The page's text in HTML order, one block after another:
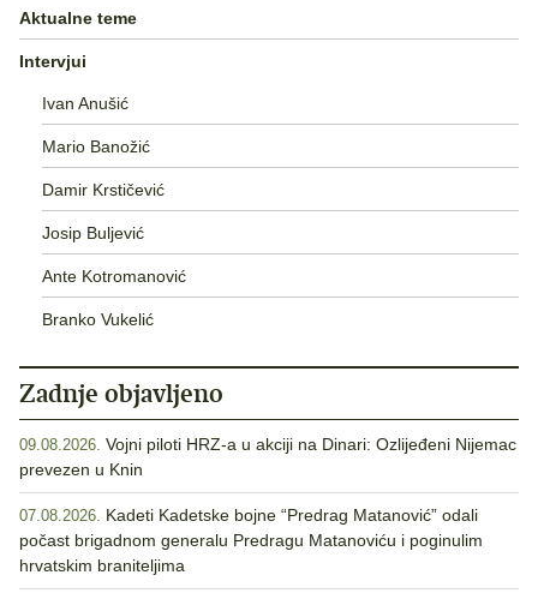
Aktualne teme
Intervjui
Ivan Anušić
Mario Banožić
Damir Krstičević
Josip Buljević
Ante Kotromanović
Branko Vukelić
Zadnje objavljeno
09.08.2026. Vojni piloti HRZ-a u akciji na Dinari: Ozlijeđeni Nijemac
prevezen u Knin
07.08.2026. Kadeti Kadetske bojne “Predrag Matanović” odali
počast brigadnom generalu Predragu Matanoviću i poginulim
hrvatskim braniteljima